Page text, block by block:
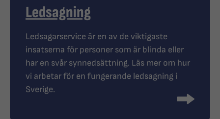
Ledsagning
Ledsagarservice är en av de viktigaste
insatserna för personer som är blinda eller
har en svår synnedsättning. Läs mer om hur
vi arbetar för en fungerande ledsagning i
Sverige.